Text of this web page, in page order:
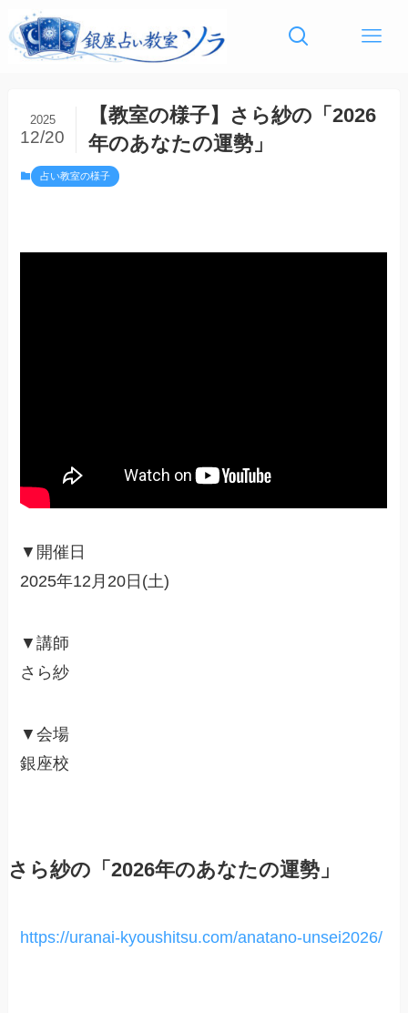
【教室の様子】さら紗の「2026
年のあなたの運勢」
2025
12/20
占い教室の様子
▼開催日
2025年12月20日(土)
▼講師
さら紗
▼会場
銀座校
さら紗の「2026年のあなたの運勢」
https://uranai-kyoushitsu.com/anatano-unsei2026/